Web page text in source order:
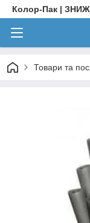
Колор-Пак |
Товари та